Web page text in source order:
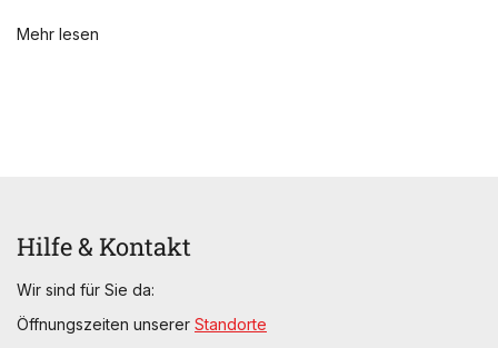
Mehr lesen
Hilfe & Kontakt
Wir sind für Sie da:
Öffnungszeiten unserer Standorte